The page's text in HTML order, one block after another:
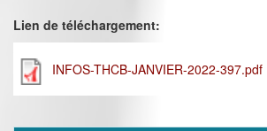
Lien de téléchargement:
INFOS-THCB-JANVIER-2022-397.pdf